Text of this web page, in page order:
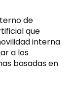
de
que
interna
a los
basadas en